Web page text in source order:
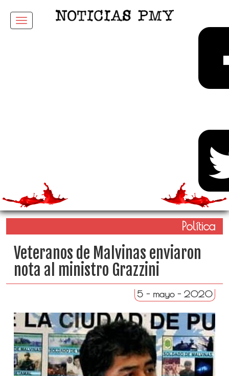
Menu
Política
Veteranos de Malvinas enviaron
nota al ministro Grazzini
5 - mayo - 2020